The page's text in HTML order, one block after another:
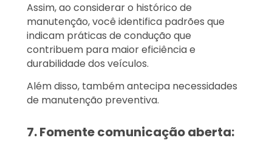
Assim, ao considerar o histórico de
manutenção, você identifica padrões que
indicam práticas de condução que
contribuem para maior eficiência e
durabilidade dos veículos.
Além disso, também antecipa necessidades
de manutenção preventiva.
7. Fomente comunicação aberta: